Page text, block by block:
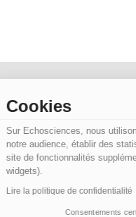
Cookies
Sur Echosciences, nous
notre audience, établir
site de fonctionnalités
widgets).
Lire la politique de